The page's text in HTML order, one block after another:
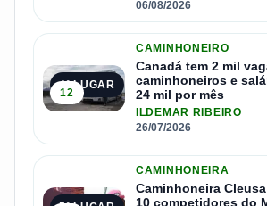
06/08/2026
4º LUGAR
12
CAMINHONEIRO
Canadá tem 2 mil
caminhoneiros e
24 mil por mês
ILDEMAR RIBEIRO
26/07/2026
CAMINHONEIRA
Caminhoneira
10 competidores do